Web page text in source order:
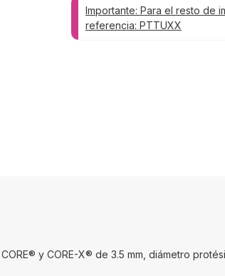
Importante: Para el resto de
referencia: PTTUXX
y CORE-X® de 3.5 mm, diámetro